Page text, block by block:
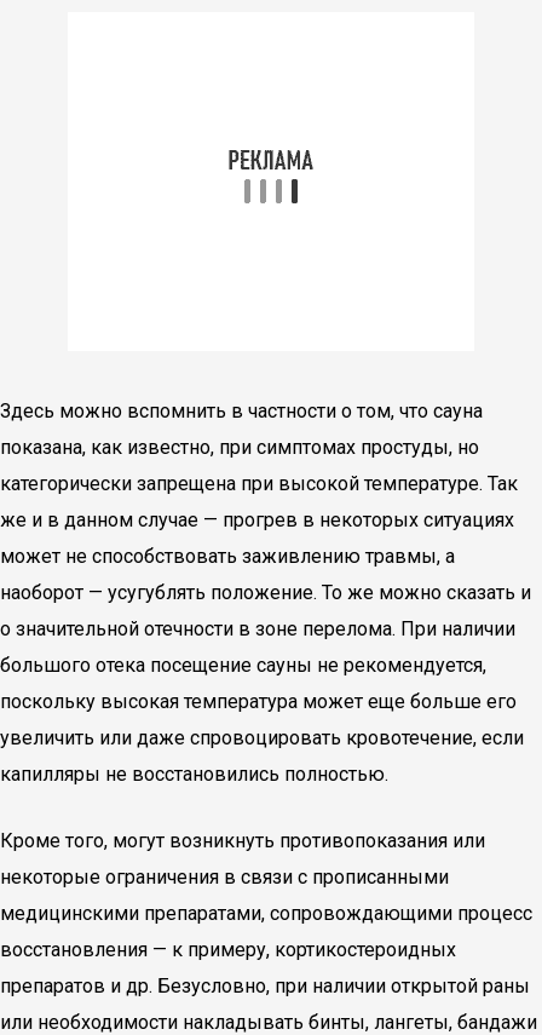
Здесь можно вспомнить в частности о том, что сауна
показана, как известно, при симптомах простуды, но
категорически запрещена при высокой температуре. Так
же и в данном случае — прогрев в некоторых ситуациях
может не способствовать заживлению травмы, а
наоборот — усугублять положение. То же можно сказать и
о значительной отечности в зоне перелома. При наличии
большого отека посещение сауны не рекомендуется,
поскольку высокая температура может еще больше его
увеличить или даже спровоцировать кровотечение, если
капилляры не восстановились полностью.
Кроме того, могут возникнуть противопоказания или
некоторые ограничения в связи с прописанными
медицинскими препаратами, сопровождающими процесс
восстановления — к примеру, кортикостероидных
препаратов и др. Безусловно, при наличии открытой раны
или необходимости накладывать бинты, лангеты, бандажи